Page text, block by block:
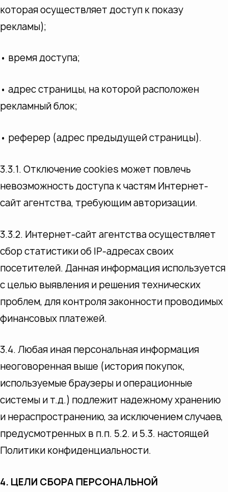
которая осуществляет доступ к показу
рекламы);
• время доступа;
• адрес страницы, на которой расположен
рекламный блок;
• реферер (адрес предыдущей страницы).
3.3.1. Отключение cookies может повлечь
невозможность доступа к частям Интернет-
сайт агентства, требующим авторизации.
3.3.2. Интернет-сайт агентства осуществляет
сбор статистики об IP-адресах своих
посетителей. Данная информация используется
с целью выявления и решения технических
проблем, для контроля законности проводимых
финансовых платежей.
3.4. Любая иная персональная информация
неоговоренная выше (история покупок,
используемые браузеры и операционные
системы и т.д.) подлежит надежному хранению
и нераспространению, за исключением случаев,
предусмотренных в п.п. 5.2. и 5.3. настоящей
Политики конфиденциальности.
4. ЦЕЛИ СБОРА ПЕРСОНАЛЬНОЙ